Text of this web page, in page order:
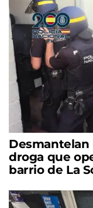
droga que
barrio de La